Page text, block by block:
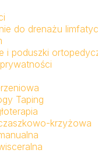
do drenażu
i poduszki
Taping
krzyżowa